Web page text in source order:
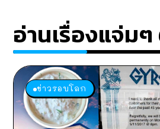
อ่านเรื่องแจ่มๆ
ข่าวรอบโลก